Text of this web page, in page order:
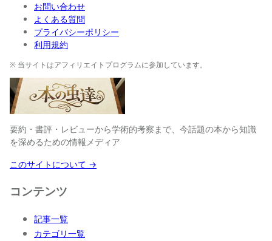
お問い合わせ
よくある質問
プライバシーポリシー
利用規約
※ 当サイトはアフィリエイトプログラムに参加しています。
要約・書評・レビューから学術的考察まで、今話題の本から知識
を深めるための情報メディア
このサイトについて →
コンテンツ
記事一覧
カテゴリ一覧